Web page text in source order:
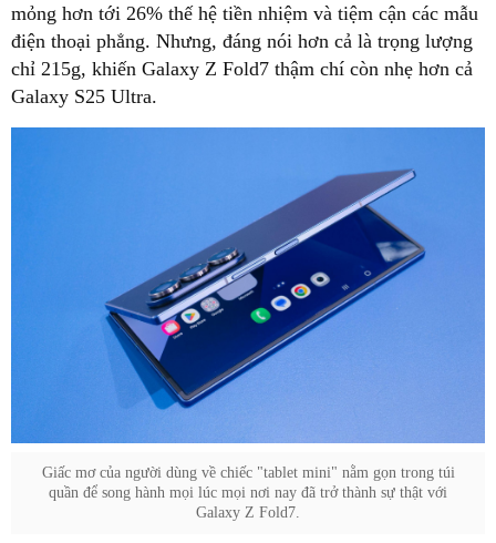
mỏng hơn tới 26% thế hệ tiền nhiệm và tiệm cận các mẫu
điện thoại phẳng. Nhưng, đáng nói hơn cả là trọng lượng
chỉ 215g, khiến Galaxy Z Fold7 thậm chí còn nhẹ hơn cả
Galaxy S25 Ultra.
Giấc mơ của người dùng về chiếc "tablet mini" nằm gọn trong túi
quần để song hành mọi lúc mọi nơi nay đã trở thành sự thật với
Galaxy Z Fold7.